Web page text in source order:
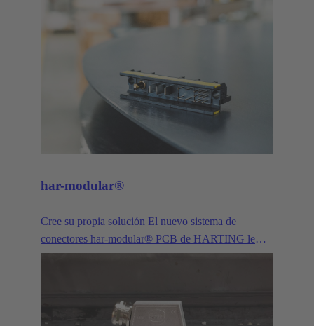
DIN 41612 tipo C. Esto permite añadir al sistema
dos filas adicionales sin tener que rehacer todas las
har-modular®
Cree su propia solución El nuevo sistema de
conectores har-modular® PCB de HARTING le
ofrece más de mil millones de posibilidades de
la cantidad 1. La solución ideal para la creación de